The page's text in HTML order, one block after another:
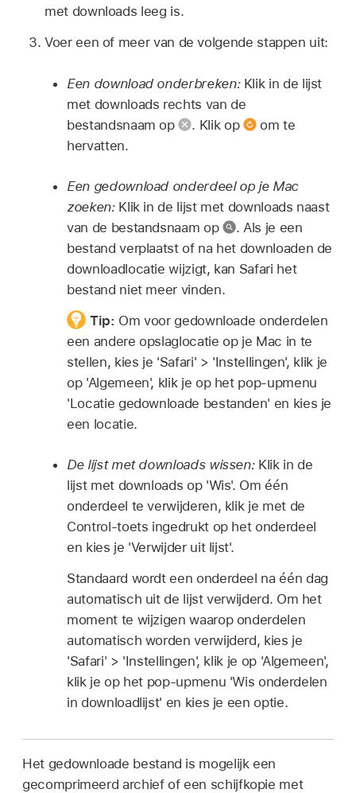
met downloads leeg is.
Voer een of meer van de volgende stappen uit:
Een download onderbreken:Klik in de lijst
met downloads rechts van de
bestandsnaam op
. Klik op
om te
hervatten.
Een gedownload onderdeel op je Mac
zoeken:Klik in de lijst met downloads naast
van de bestandsnaam op
.Als je een
bestand verplaatst of na het downloaden de
downloadlocatie wijzigt, kan Safari het
bestand niet meer vinden.
Tip: Om voor gedownloade onderdelen
een andere opslaglocatie op je Mac in te
stellen, kies je 'Safari' > 'Instellingen', klik je
op 'Algemeen', klik je op het pop‑upmenu
'Locatie gedownloade bestanden' en kies je
een locatie.
De lijst met downloads wissen:Klik in de
lijst met downloads op 'Wis'. Om één
onderdeel te verwijderen, klik je met de
Control-toets ingedrukt op het onderdeel
en kies je 'Verwijder uit lijst'.
Standaard wordt een onderdeel na één dag
automatisch uit de lijst verwijderd. Om het
moment te wijzigen waarop onderdelen
automatisch worden verwijderd, kies je
'Safari' > 'Instellingen', klik je op 'Algemeen',
klik je op het pop‑upmenu 'Wis onderdelen
in downloadlijst' en kies je een optie.
Het gedownloade bestand is mogelijk een
gecomprimeerd archief of een schijfkopie met